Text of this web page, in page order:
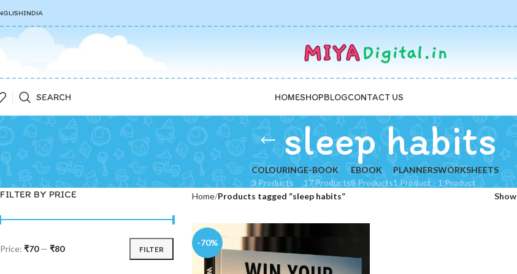
INDIA
SEARCH HOMESHOPBLOGCONTACT US
sleep habits
COLOURING
3 Products
E-BOOK
17 Products
EBOOK
8 Products
PLANNERS
1 Product
WORKSHEETS
1 Product
FILTER BY PRICE
FILTER
Price: ₹70— ₹80
Home Products tagged “sleep habits” Show
-70%